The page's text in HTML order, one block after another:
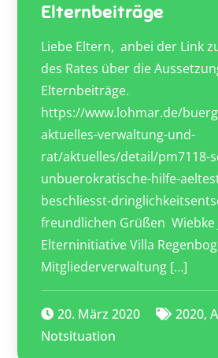
Elternbeiträge
Liebe Eltern, anbei der Link
des Rates über die
Elternbeiträge.
https://www.lohmar.de/
aktuelles-verwaltung-und-
rat/aktuelles/detail/pm7118-
unbuerokratische-hilfe-
beschliesst-
freundlichen Grüßen Wiebke
Elterninitiative Villa
Mitgliederverwaltung […]
20. März 2020 2020,
Notsituation